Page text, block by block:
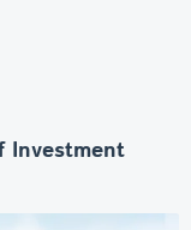
Investment